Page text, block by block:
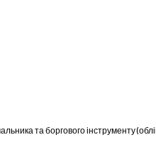
та боргового інструменту